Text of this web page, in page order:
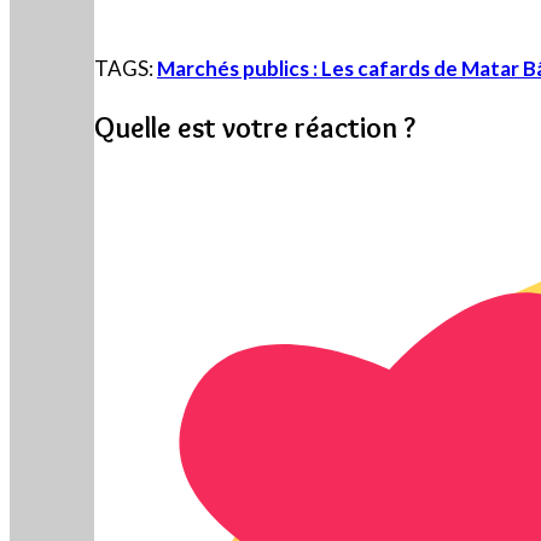
TAGS:Marchés publics : Les cafards de Matar
Quelle est votre réaction ?